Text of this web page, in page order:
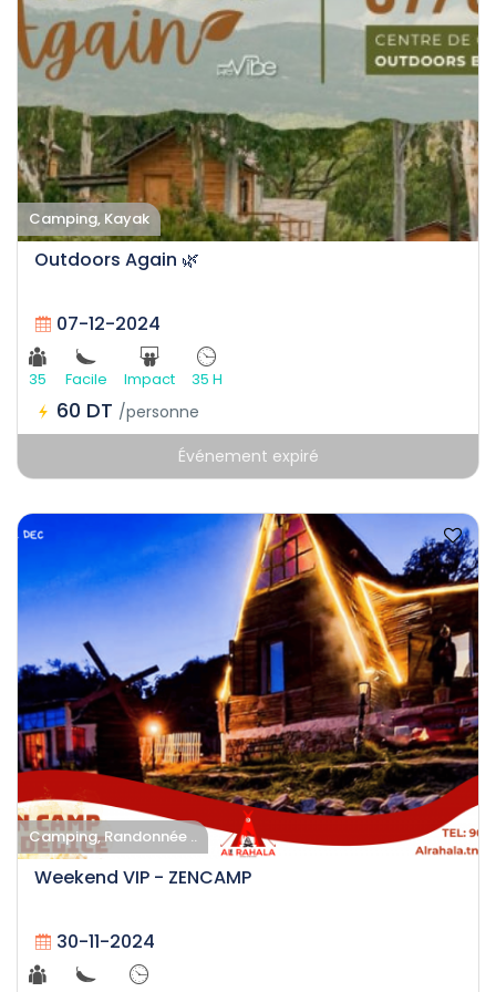
Camping, Kayak
Outdoors Again 🌿
07-12-2024
35 Facile Impact 35 H
60 DT /personne
Événement expiré
Camping, Randonnée ..
Weekend VIP - ZENCAMP
30-11-2024